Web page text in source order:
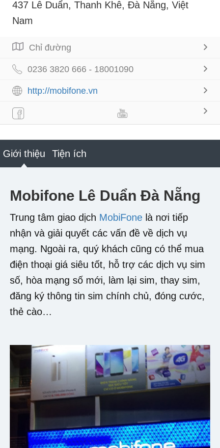
437 Lê Duẩn, Thanh Khê, Đà Nẵng, Việt
Nam
Chỉ đường
0236 3820 666 - 18001090
http://mobifone.vn
Giới thiệu Tiện ích
Mobifone Lê Duẩn Đà Nẵng
Trung tâm giao dịch MobiFone là nơi tiếp
nhận và giải quyết các vấn đề về dịch vụ
mạng. Ngoài ra, quý khách cũng có thể mua
điện thoại giá siêu tốt, hỗ trợ các dịch vụ sim
số, hòa mạng số mới, làm lại sim, thay sim,
đăng ký thông tin sim chính chủ, đóng cước,
thẻ cào…